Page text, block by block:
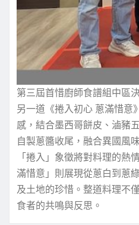
第三屆首惜廚師食譜組中區
另一道《捲入初心 蔥滿惜意
感，結合墨西哥餅皮、滷豬
自製蔥醬收尾，融合異國風
「捲入」象徵將對料理的熱
滿惜意」則展現從蔥白到蔥
及土地的珍惜。整道料理不
食者的共鳴與反思。